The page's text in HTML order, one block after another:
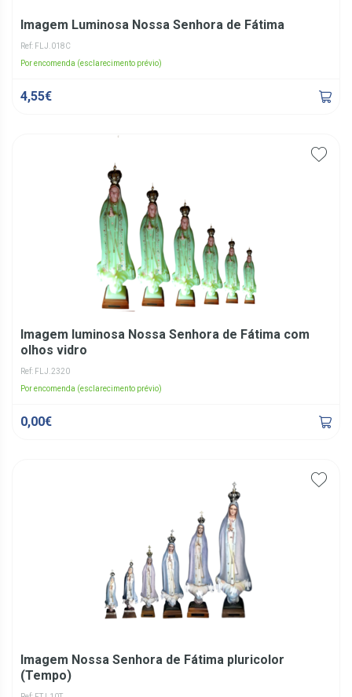
Imagem Luminosa Nossa Senhora de Fátima
Ref: FLJ.018C
Por encomenda (esclarecimento prévio)
4,55€
Imagem luminosa Nossa Senhora de Fátima com
olhos vidro
Ref: FLJ.2320
Por encomenda (esclarecimento prévio)
0,00€
Imagem Nossa Senhora de Fátima pluricolor
(Tempo)